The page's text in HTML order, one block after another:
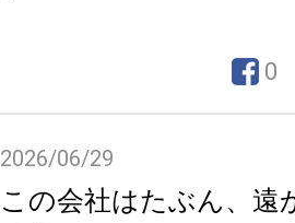
0
2026/06/29
この会社はたぶん、遠